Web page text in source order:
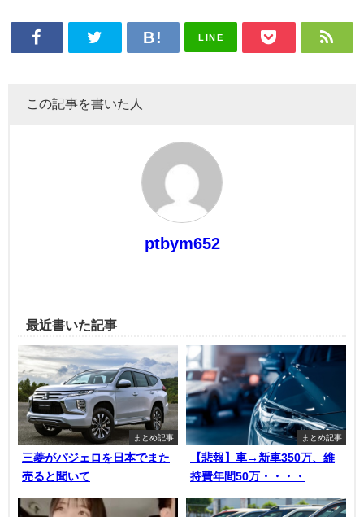
LINE
この記事を書いた人
ptbym652
最近書いた記事
まとめ記事
三菱がパジェロを日本でまた
売ると聞いて
まとめ記事
【悲報】車→新車350万、維
持費年間50万・・・・